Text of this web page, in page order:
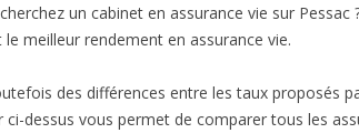
un cabinet en assurance vie sur
meilleur rendement en assurance vie.
des différences entre les taux proposés
ci-dessus vous permet de comparer tous les